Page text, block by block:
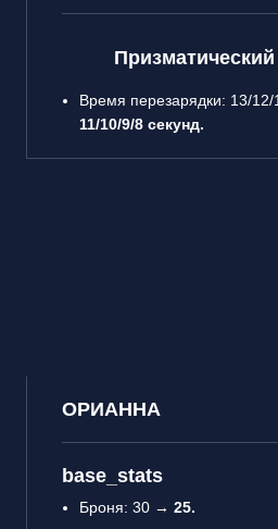
Время перезарядки: 13/
11/10/9/8 секунд.
ОРИАННА
base_stats
Броня: 30 → 25.